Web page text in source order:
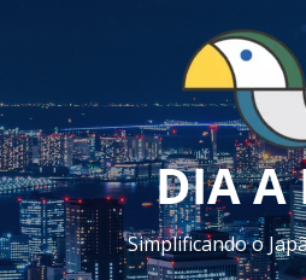
DIA A
Simplificando o